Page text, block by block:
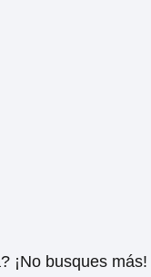
¡No busques